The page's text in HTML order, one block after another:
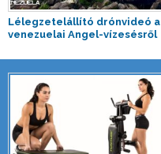
Lélegzetelállító drónvideó a
venezuelai Angel-vízesésről